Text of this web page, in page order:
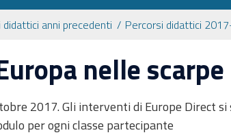
anni precedenti Percorsi didattici
nelle scarpe
2017. Gli interventi di Europe Direct
per ogni classe partecipante